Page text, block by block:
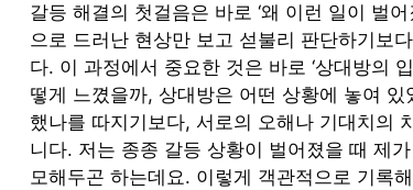
갈등 해결의 첫걸음은 바로 ‘왜 이런 일이 벌
으로 드러난 현상만 보고 섣불리 판단하기보
다. 이 과정에서 중요한 것은 바로 ‘상대방의
떻게 느꼈을까, 상대방은 어떤 상황에 놓여
했나를 따지기보다, 서로의 오해나 기대치의
니다. 저는 종종 갈등 상황이 벌어졌을 때 제
모해두곤 하는데요. 이렇게 객관적으로 기록